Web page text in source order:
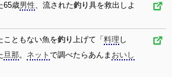
65歳男性、流された釣り具を救出しよ
こともない魚を釣り上げて「 料理 し
旦那。 ネット で調べたらあんま おいし